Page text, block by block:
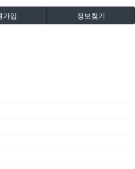
가입 정보찾기